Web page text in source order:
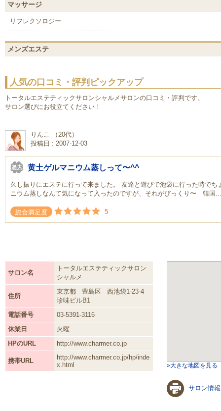
マッサージ
リフレクソロジー
メンズエステ
人気の口コミ・評判ピックアップ
トータルエステティックサロンシャルメサロンの口コミ・評判です。
サロン選びにお役立てください！
りんこ （20代）
投稿日 : 2007-12-03
黄土ゲルマニウム蒸しって〜^^
久し振りにエステに行って来ました。 友達と遊びで池袋に行った時でち
ニウム蒸しなんて気になって入ったのですが、それがびっくり〜 韓国
総合満足度 5
サロン名
トータルエステティックサロン
シャルメ
住所
東京都 豊島区
西池袋1-23-4
珍味ビルB1
電話番号
03-5391-3116
休業日
火曜
HPのURL
http://www.charmer.co.jp
携帯URL
http://www.charmer.co.jp/hp/inde
x.html
»大きな地図を見る
サロン情